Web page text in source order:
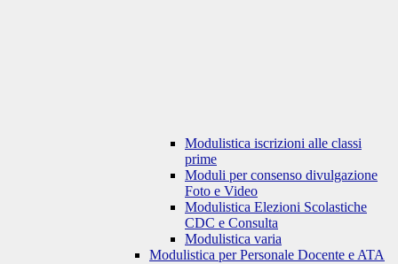
Modulistica iscrizioni alle classi
prime
Moduli per consenso divulgazione
Foto e Video
Modulistica Elezioni Scolastiche
CDC e Consulta
Modulistica varia
Modulistica per Personale Docente e ATA